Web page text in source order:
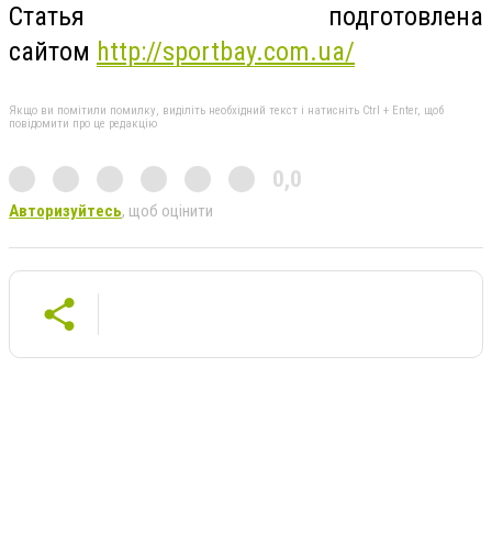
Статья подготовлена
сайтом http://sportbay.com.ua/
Якщо ви помітили помилку, виділіть необхідний текст і натисніть Ctrl + Enter, щоб
повідомити про це редакцію
0,0
Авторизуйтесь, щоб оцінити